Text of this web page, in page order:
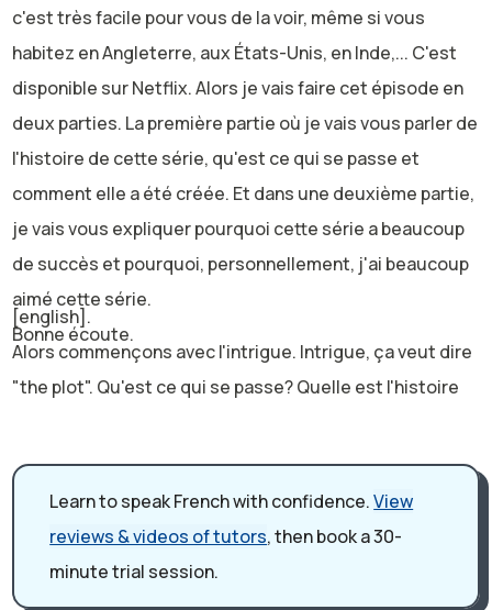
c'est très facile pour vous de la voir, même si vous
habitez en Angleterre, aux États-Unis, en Inde,... C'est
disponible sur Netflix. Alors je vais faire cet épisode en
deux parties. La première partie où je vais vous parler de
l'histoire de cette série, qu'est ce qui se passe et
comment elle a été créée. Et dans une deuxième partie,
je vais vous expliquer pourquoi cette série a beaucoup
de succès et pourquoi, personnellement, j'ai beaucoup
aimé cette série.
[english].
Bonne écoute.
Alors commençons avec l'intrigue. Intrigue, ça veut dire
"the plot". Qu'est ce qui se passe? Quelle est l'histoire
stars, donc un endroit où il y a des agents qui travaillent
avec des stars du cinéma, donc des acteurs, des
actrices. Et cette agence, elle est dans Paris, vraiment
au cœur de Paris. Et cette agence s'appelle ASK (les
Learn to speak French with confidence.View
reviews & videos of tutors, then book a 30-
minute trial session.